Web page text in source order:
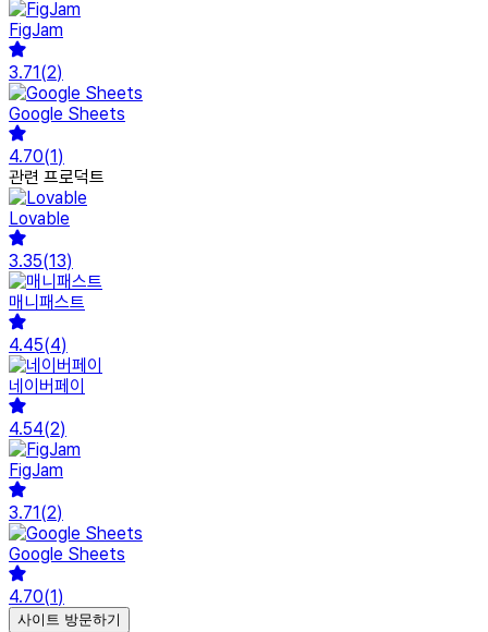
FigJam
3.71(2)
Google Sheets
4.70(1)
관련 프로덕트
Lovable
3.35(13)
매니패스트
4.45(4)
네이버페이
4.54(2)
FigJam
3.71(2)
Google Sheets
4.70(1)
사이트 방문하기